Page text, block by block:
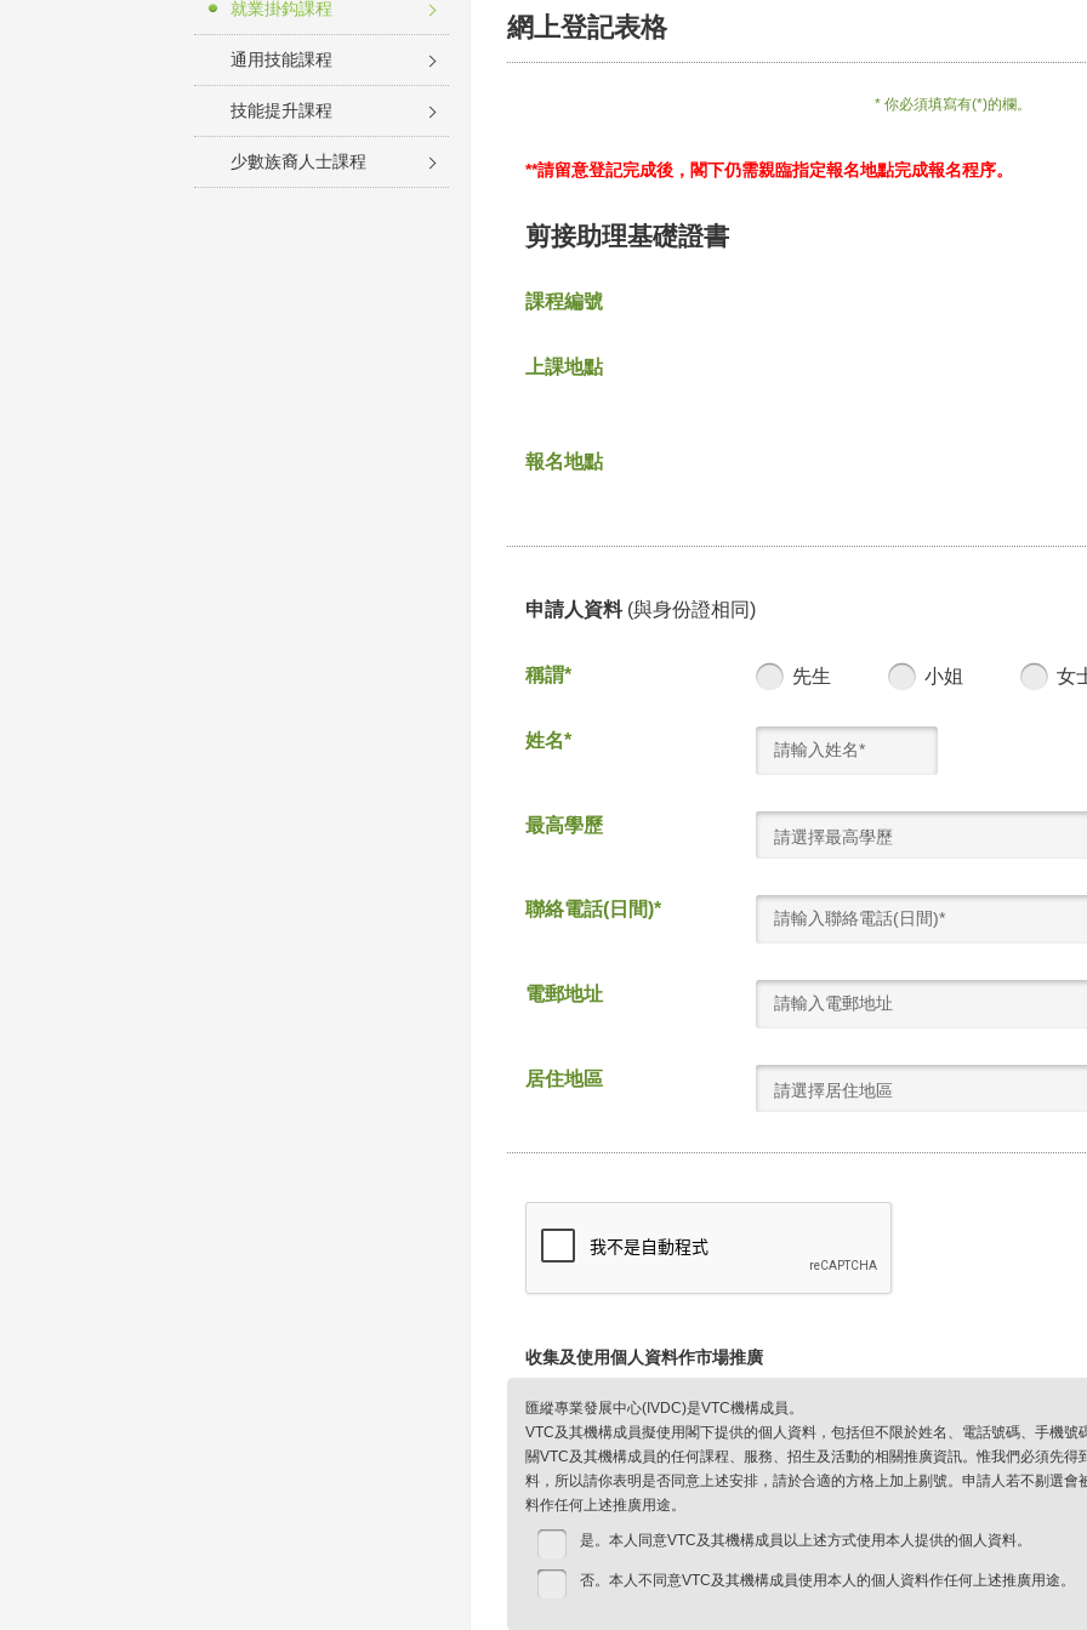
就業掛鈎課程
通用技能課程
技能提升課程
少數族裔人士課程
網上登記表格
* 你必須填寫有(*)的欄。
**請留意登記完成後，閣下仍需親臨指定報名地點完成報名程序。
剪接助理基礎證書
課程編號
上課地點
報名地點
申請人資料 (與身份證相同)
稱謂* 先生 小姐 女
姓名*
最高學歷
請選擇最高學歷
聯絡電話(日間)*
電郵地址
居住地區
請選擇居住地區
收集及使用個人資料作市場推廣
匯縱專業發展中心(IVDC)是VTC機構成員。
VTC及其機構成員擬使用閣下提供的個人資料，包括但不限於姓名、電話號碼、手機
關VTC及其機構成員的任何課程、服務、招生及活動的相關推廣資訊。惟我們必須先
料，所以請你表明是否同意上述安排，請於合適的方格上加上剔號。申請人若不剔選
料作任何上述推廣用途。
是。本人同意VTC及其機構成員以上述方式使用本人提供的個人資料。
否。本人不同意VTC及其機構成員使用本人的個人資料作任何上述推廣用途。